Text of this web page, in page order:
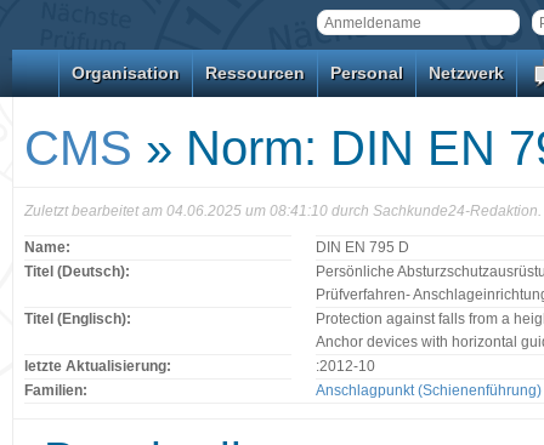
Organisation Ressourcen Personal Netzwerk
CMS » Norm: DIN EN
Zuletzt bearbeitet am 04.06.2025 um 08:41:10 durch Sachkunde24-Redaktion.
Name:
DIN EN 795 D
Titel (Deutsch):
Persönliche
Prüfverfahren-
Titel (Englisch):
Protection against falls from a
Anchor devices with horizontal
letzte Aktualisierung:
:2012-10
Familien:
Anschlagpunkt (Schienenführung)